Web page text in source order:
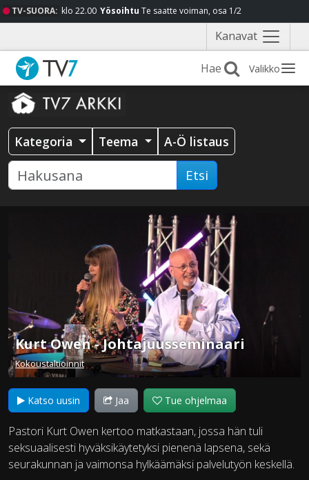
TV-SUORA: klo 22.00 Yösoihtu Te saatte voiman, osa 1/2
Kanavat Näytä
valikko
Valikko
Kategoria Teema A-Ö listaus
Etsi
Kurt Owen - Johtajuusseminaari
Kokoustaltioinnit
Katso uusin Jaa Tue ohjelmaa
Pastori Kurt Owen kertoo matkastaan, jossa hän tuli
seksuaalisesti hyväksikäytetyksi pienenä lapsena, sekä
seurakunnan ja vaimonsa hylkäämäksi palvelutyön keskellä.